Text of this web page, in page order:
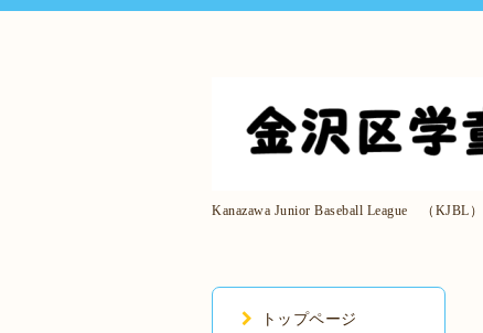
Kanazawa Junior Baseball League （KJBL）
トップページ